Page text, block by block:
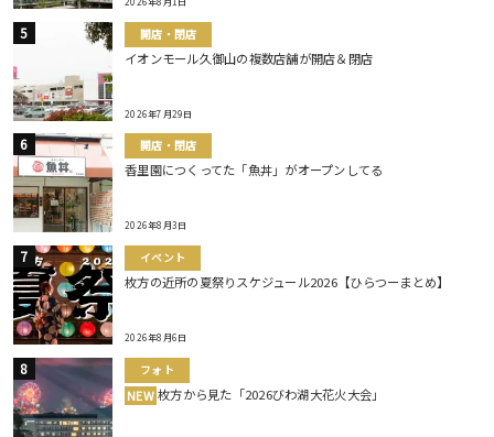
開店・閉店
イオンモール久御山の複数店舗が開店＆閉店
2026年7月29日
開店・閉店
香里園につくってた「魚丼」がオープンしてる
2026年8月3日
イベント
枚方の近所の夏祭りスケジュール2026【ひらつーまとめ】
2026年8月6日
フォト
NEW 枚方から見た「2026びわ湖大花火大会」